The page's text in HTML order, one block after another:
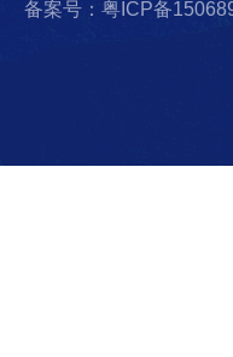
备案号：粤ICP备